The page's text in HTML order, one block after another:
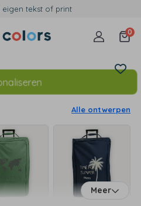
eigen tekst of print
0
Alle ontwerpen
Meer